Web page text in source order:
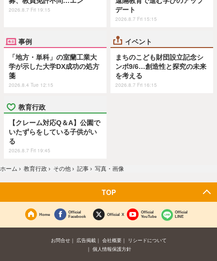
2026.8.7 Fri 19:15
デート
2026.8.7 Fri 15:15
事例
「地方・単科」の室蘭工業大
学が示した大学DX成功の処方
箋
2026.8.4 Tue 12:15
イベント
まちのこども財団設立記念シ
ンポ9/6…創造性と探究の未来
を考える
2026.8.7 Fri 16:15
教育行政
【クレーム対応Q＆A】公園で
いたずらをしている子供がい
る
2026.8.7 Fri 19:45
ホーム › 教育行政 › その他 › 記事 › 写真・画像
TOP
Home
Official
Facebook
Official X
Official
YouTube
Official
LINE
お問合せ 広告掲載 会社概要
リシードについて
個人情報保護方針